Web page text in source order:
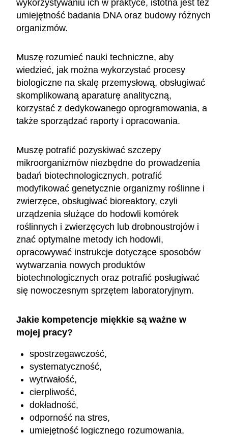
wykorzystywaniu ich w praktyce, istotna jest też
umiejętność badania DNA oraz budowy różnych
organizmów.
Muszę rozumieć nauki techniczne, aby
wiedzieć, jak można wykorzystać procesy
biologiczne na skalę przemysłową, obsługiwać
skomplikowaną aparaturę analityczną,
korzystać z dedykowanego oprogramowania, a
także sporządzać raporty i opracowania.
Muszę potrafić pozyskiwać szczepy
mikroorganizmów niezbędne do prowadzenia
badań biotechnologicznych, potrafić
modyfikować genetycznie organizmy roślinne i
zwierzęce, obsługiwać bioreaktory, czyli
urządzenia służące do hodowli komórek
roślinnych i zwierzęcych lub drobnoustrojów i
znać optymalne metody ich hodowli,
opracowywać instrukcje dotyczące sposobów
wytwarzania nowych produktów
biotechnologicznych oraz potrafić posługiwać
się nowoczesnym sprzętem laboratoryjnym.
Jakie kompetencje miękkie są ważne w
mojej pracy?
spostrzegawczość,
systematyczność,
wytrwałość,
cierpliwość,
dokładność,
odporność na stres,
umiejętność logicznego rozumowania,